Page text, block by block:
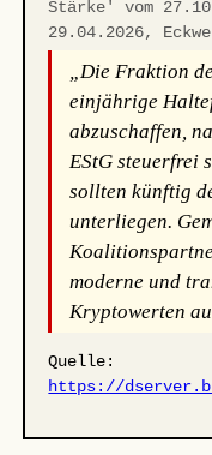
Stärke' vom
29.04.2026,
„Die Fraktion
einjährige
abzuschaffen,
EStG steuerfrei
sollten künftig
unterliegen.
moderne und
Kryptowerten
Quelle:
https://